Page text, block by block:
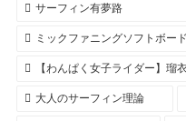
サーフィン有夢路
ミックファニングソフトボード
【わんぱく女子ライダー】瑠
大人のサーフィン理論